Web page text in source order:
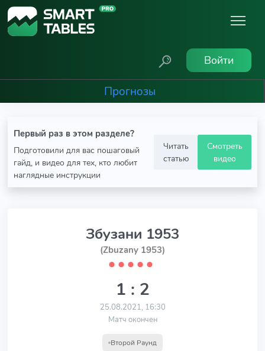
Войти
Прогнозы
Первый раз в этом разделе?
Подготовили для вас пошаговый
гайд, и видео для тех, кто любит
наглядные инструкции
Читать
статью
Смотреть
видео
Збузани 1953
(Zbuzany 1953)
⬤ ⬤ ⬤ ⬤ ⬤
1 : 2
25.08.2021, 16:30
Матч окончен
Второй Раунд